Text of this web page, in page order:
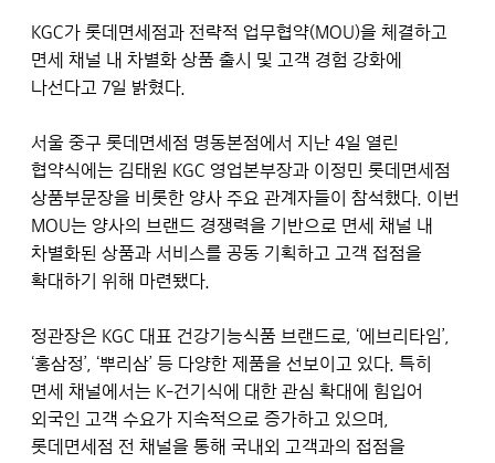
KGC가 롯데면세점과 전략적 업무협약(MOU)을 체결하고
면세 채널 내 차별화 상품 출시 및 고객 경험 강화에
나선다고 7일 밝혔다.
서울 중구 롯데면세점 명동본점에서 지난 4일 열린
협약식에는 김태원 KGC 영업본부장과 이정민 롯데면세점
상품부문장을 비롯한 양사 주요 관계자들이 참석했다. 이번
MOU는 양사의 브랜드 경쟁력을 기반으로 면세 채널 내
차별화된 상품과 서비스를 공동 기획하고 고객 접점을
확대하기 위해 마련됐다.
정관장은 KGC 대표 건강기능식품 브랜드로, ‘에브리타임’,
‘홍삼정’, ‘뿌리삼’ 등 다양한 제품을 선보이고 있다. 특히
면세 채널에서는 K-건기식에 대한 관심 확대에 힘입어
외국인 고객 수요가 지속적으로 증가하고 있으며,
롯데면세점 전 채널을 통해 국내외 고객과의 접점을